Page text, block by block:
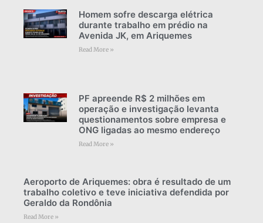
Homem sofre descarga elétrica
durante trabalho em prédio na
Avenida JK, em Ariquemes
Read More »
PF apreende R$ 2 milhões em
operação e investigação levanta
questionamentos sobre empresa e
ONG ligadas ao mesmo endereço
Read More »
Aeroporto de Ariquemes: obra é resultado de um
trabalho coletivo e teve iniciativa defendida por
Geraldo da Rondônia
Read More »